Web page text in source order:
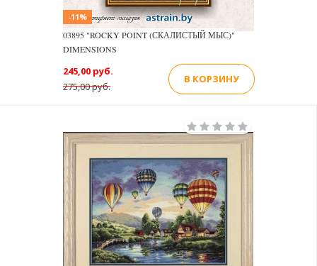
-11%
03895 "ROCKY POINT (СКАЛИСТЫЙ МЫС)"
DIMENSIONS
275,00 руб.
245,00 руб.
В КОРЗИНУ